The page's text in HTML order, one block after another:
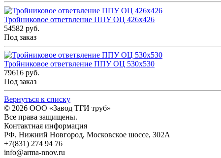
Тройниковое ответвление ППУ ОЦ 426x426
54582 руб.
Под заказ
Тройниковое ответвление ППУ ОЦ 530x530
79616 руб.
Под заказ
Вернуться к списку
© 2026 ООО «Завод ТГИ труб»
Все права защищены.
Контактная информация
РФ, Нижний Новгород, Московское шоссе, 302А
+7(831) 274 94 76
info@arma-nnov.ru